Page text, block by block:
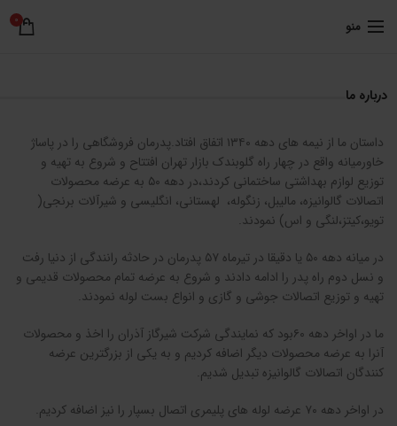
منو 0
درباره ما
داستان ما از نیمه های دهه ۱۳۴۰ اتفاق افتاد.پدرمان فروشگاهی را در پاساژ
خاورمیانه واقع در چهار راه گلوبندک بازار تهران افتتاح و شروع به تهیه و
توزیع لوازم بهداشتی ساختمانی کردند،در دهه ۵۰ به عرضه محصولات
اتصالات گالوانیزه، مالیبل، زنگوله، لهستانی، انگلیسی و شیرآلات برنجی(
تویو،کیتز،لنگی و اس) نمودند.
در میانه دهه ۵۰ یا دقیقا در تیرماه ۵۷ پدرمان در حادثه رانندگی از دنیا رفت
و نسل دوم راه پدر را ادامه دادند و شروع به عرضه تمام محصولات قدیمی و
تهیه و توزیع اتصالات جوشی و گازی و انواع بست لوله نمودند.
ما در اواخر دهه ۶۰بود که نمایندگی شرکت شیرگاز آذران را اخذ و محصولات
آنرا به عرضه محصولات دیگر اضافه کردیم و به یکی از بزرگترین عرضه
کنندگان اتصالات گالوانیزه تبدیل شدیم.
در اواخر دهه ۷۰ عرضه لوله های پلیمری اتصال بسپار را نیز اضافه کردیم.